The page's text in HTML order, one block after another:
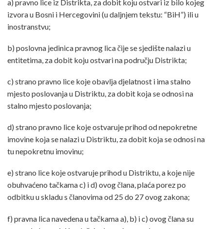
a) pravno lice iz Distrikta, za dobit koju ostvari iz bilo kojeg
izvora u Bosni i Hercegovini (u daljnjem tekstu: “BiH”) ili u
inostranstvu;
b) poslovna jedinica pravnog lica čije se sjedište nalazi u
entitetima, za dobit koju ostvari na području Distrikta;
c) strano pravno lice koje obavlja djelatnost i ima stalno
mjesto poslovanja u Distriktu, za dobit koja se odnosi na
stalno mjesto poslovanja;
d) strano pravno lice koje ostvaruje prihod od nepokretne
imovine koja se nalazi u Distriktu, za dobit koja se odnosi na
tu nepokretnu imovinu;
e) strano lice koje ostvaruje prihod u Distriktu, a koje nije
obuhvaćeno tačkama c) i d) ovog člana, plaća porez po
odbitku u skladu s članovima od 25 do 27 ovog zakona;
f) pravna lica navedena u tačkama a), b) i c) ovog člana su